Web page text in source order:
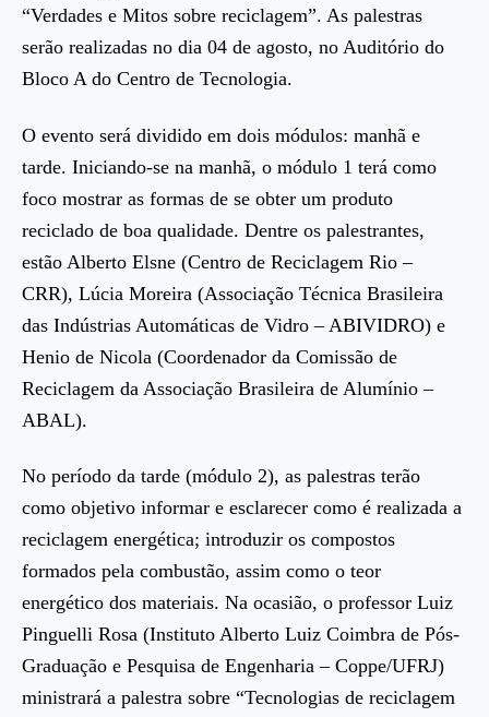
“Verdades e Mitos sobre reciclagem”. As palestras
serão realizadas no dia 04 de agosto, no Auditório do
Bloco A do Centro de Tecnologia.
O evento será dividido em dois módulos: manhã e
tarde. Iniciando-se na manhã, o módulo 1 terá como
foco mostrar as formas de se obter um produto
reciclado de boa qualidade. Dentre os palestrantes,
estão Alberto Elsne (Centro de Reciclagem Rio –
CRR), Lúcia Moreira (Associação Técnica Brasileira
das Indústrias Automáticas de Vidro – ABIVIDRO) e
Henio de Nicola (Coordenador da Comissão de
Reciclagem da Associação Brasileira de Alumínio –
ABAL).
No período da tarde (módulo 2), as palestras terão
como objetivo informar e esclarecer como é realizada a
reciclagem energética; introduzir os compostos
formados pela combustão, assim como o teor
energético dos materiais. Na ocasião, o professor Luiz
Pinguelli Rosa (Instituto Alberto Luiz Coimbra de Pós-
Graduação e Pesquisa de Engenharia – Coppe/UFRJ)
ministrará a palestra sobre “Tecnologias de reciclagem